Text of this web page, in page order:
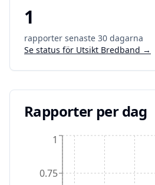
1
rapporter senaste 30 dagarna
Se status för Utsikt Bredband →
Rapporter per dag
0.75
1